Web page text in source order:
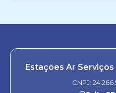
Estações Ar
CNPJ: